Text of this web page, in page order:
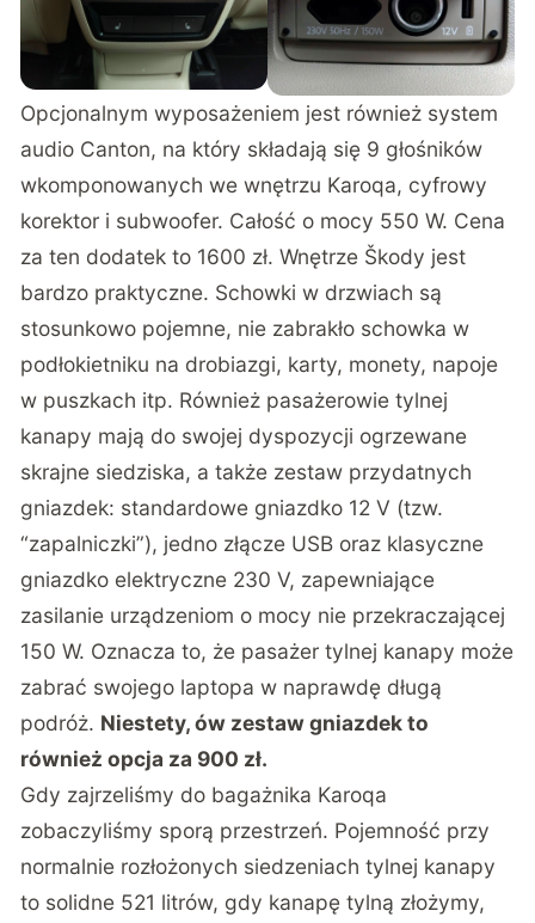
Opcjonalnym wyposażeniem jest również system
audio Canton, na który składają się 9 głośników
wkomponowanych we wnętrzu Karoqa, cyfrowy
korektor i subwoofer. Całość o mocy 550 W. Cena
za ten dodatek to 1600 zł. Wnętrze Škody jest
bardzo praktyczne. Schowki w drzwiach są
stosunkowo pojemne, nie zabrakło schowka w
podłokietniku na drobiazgi, karty, monety, napoje
w puszkach itp. Również pasażerowie tylnej
kanapy mają do swojej dyspozycji ogrzewane
skrajne siedziska, a także zestaw przydatnych
gniazdek: standardowe gniazdko 12 V (tzw.
“zapalniczki”), jedno złącze USB oraz klasyczne
gniazdko elektryczne 230 V, zapewniające
zasilanie urządzeniom o mocy nie przekraczającej
150 W. Oznacza to, że pasażer tylnej kanapy może
zabrać swojego laptopa w naprawdę długą
podróż. Niestety, ów zestaw gniazdek to
również opcja za 900 zł.
Gdy zajrzeliśmy do bagażnika Karoqa
zobaczyliśmy sporą przestrzeń. Pojemność przy
normalnie rozłożonych siedzeniach tylnej kanapy
to solidne 521 litrów, gdy kanapę tylną złożymy,